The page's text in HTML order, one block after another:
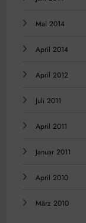
Mai 2014
April 2014
April 2012
Juli 2011
April 2011
Januar 2011
April 2010
März 2010